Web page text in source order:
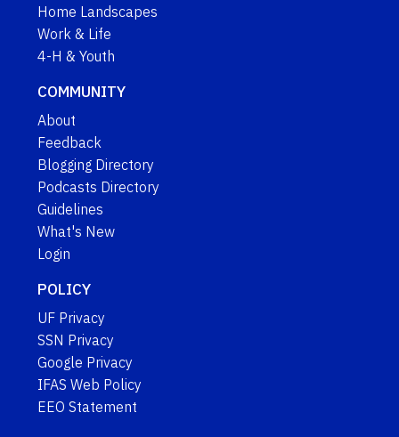
Home Landscapes
Work & Life
4-H & Youth
COMMUNITY
About
Feedback
Blogging Directory
Podcasts Directory
Guidelines
What's New
Login
POLICY
UF Privacy
SSN Privacy
Google Privacy
IFAS Web Policy
EEO Statement